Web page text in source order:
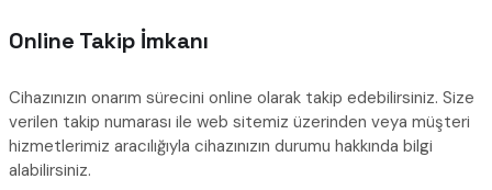
Online Takip İmkanı
Cihazınızın onarım sürecini online olarak takip edebilirsiniz. Size
verilen takip numarası ile web sitemiz üzerinden veya müşteri
hizmetlerimiz aracılığıyla cihazınızın durumu hakkında bilgi
alabilirsiniz.